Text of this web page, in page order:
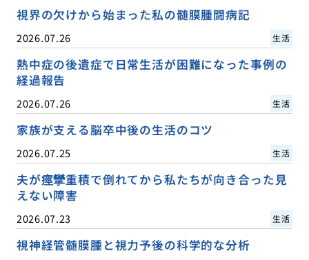
視界の欠けから始まった私の髄膜腫闘病記
2026.07.26 生活
熱中症の後遺症で日常生活が困難になった事例の
経過報告
2026.07.26 生活
家族が支える脳卒中後の生活のコツ
2026.07.25 生活
夫が痙攣重積で倒れてから私たちが向き合った見
えない障害
2026.07.23 生活
視神経管髄膜腫と視力予後の科学的な分析